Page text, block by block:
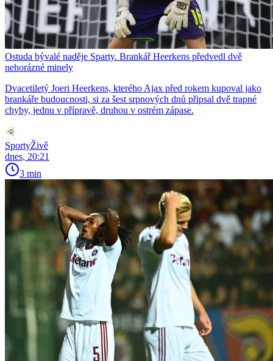
Ostuda bývalé naděje Sparty. Brankář Heerkens předvedl dvě
nehorázné minely
Dvacetiletý Joeri Heerkens, kterého Ajax před rokem kupoval jako
brankáře budoucnosti, si za šest srpnových dnů připsal dvě trapné
chyby, jednu v přípravě, druhou v ostrém zápase.
SportyŽivě
dnes, 20:21
3 min